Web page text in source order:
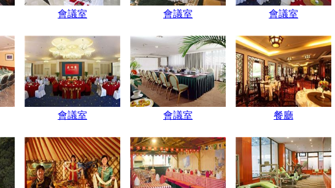
會議室 會議室 會議室
會議室 會議室 餐廳